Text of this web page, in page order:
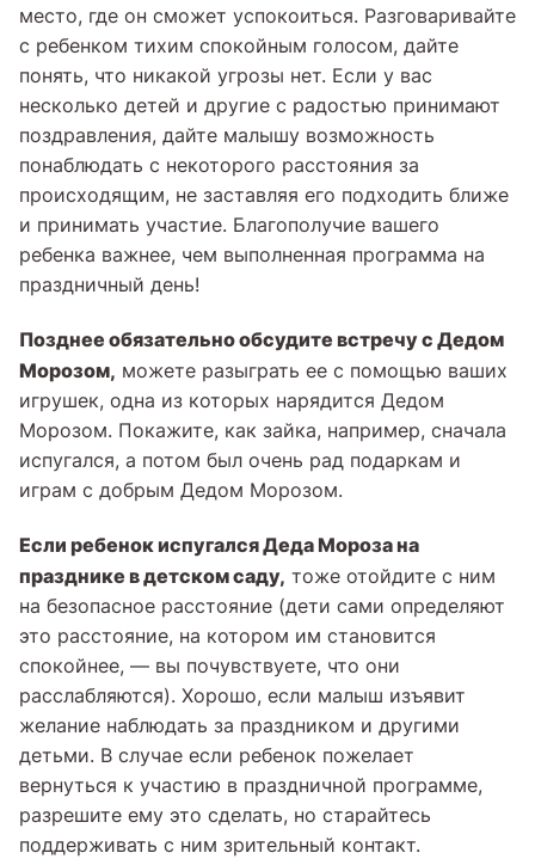
место, где он сможет успокоиться. Разговаривайте
с ребенком тихим спокойным голосом, дайте
понять, что никакой угрозы нет. Если у вас
несколько детей и другие с радостью принимают
поздравления, дайте малышу возможность
понаблюдать с некоторого расстояния за
происходящим, не заставляя его подходить ближе
и принимать участие. Благополучие вашего
ребенка важнее, чем выполненная программа на
праздничный день!
Позднее обязательно обсудите встречу с Дедом
Морозом, можете разыграть ее с помощью ваших
игрушек, одна из которых нарядится Дедом
Морозом. Покажите, как зайка, например, сначала
испугался, а потом был очень рад подаркам и
играм с добрым Дедом Морозом.
Если ребенок испугался Деда Мороза на
празднике в детском саду, тоже отойдите с ним
на безопасное расстояние (дети сами определяют
это расстояние, на котором им становится
спокойнее, — вы почувствуете, что они
расслабляются). Хорошо, если малыш изъявит
желание наблюдать за праздником и другими
детьми. В случае если ребенок пожелает
вернуться к участию в праздничной программе,
разрешите ему это сделать, но старайтесь
поддерживать с ним зрительный контакт.